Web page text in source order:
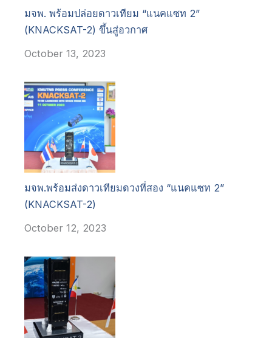
มจพ. พร้อมปล่อยดาวเทียม “แนคแซท 2”
(KNACKSAT-2) ขึ้นสู่อวกาศ
October 13, 2023
มจพ.พร้อมส่งดาวเทียมดวงที่สอง “แนคแซท 2”
(KNACKSAT-2)
October 12, 2023